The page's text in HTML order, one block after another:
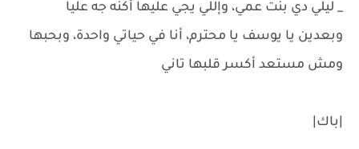
_ ليلي دي بنت عمي، وإللي يجي عليها أكنه جه عليا
وبعدين يا يوسف يا محترم، أنا في حياتي واحدة، وبحبها
ومش مستعد أكسر قلبها تاني
|باك|